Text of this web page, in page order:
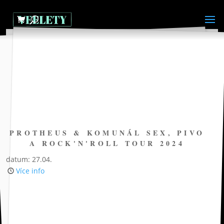
PROTHEUS & KOMUNÁL SEX, PIVO
A ROCK'N'ROLL TOUR 2024
datum: 27.04.
Více info